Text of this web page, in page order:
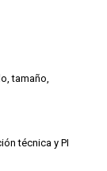
tamaño,
técnica y PI